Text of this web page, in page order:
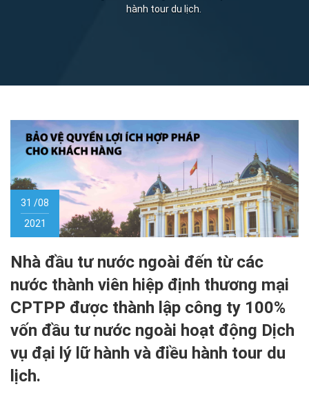
hành tour du lịch.
31 /08
2021
Nhà đầu tư nước ngoài đến từ các
nước thành viên hiệp định thương mại
CPTPP được thành lập công ty 100%
vốn đầu tư nước ngoài hoạt động Dịch
vụ đại lý lữ hành và điều hành tour du
lịch.